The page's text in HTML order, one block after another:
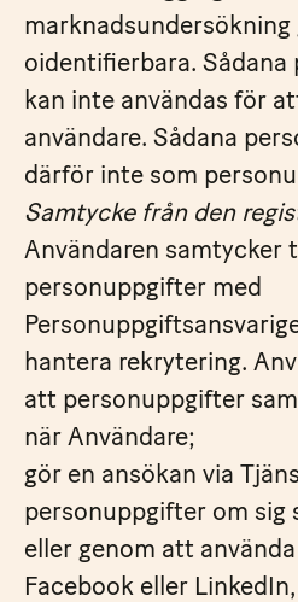
oidentifierbara.
kan inte användas för
användare. Sådana
därför inte som
Samtycke från den
Användaren samtycker
personuppgifter med
hantera rekrytering.
att personuppgifter
när Användare;
gör en ansökan via
personuppgifter om sig
eller genom att
Facebook eller